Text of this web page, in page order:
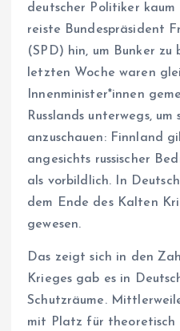
deutscher Politiker
reiste Bundespräsident
(SPD) hin, um Bunker
letzten Woche waren
Innenminister*innen
Russlands unterwegs,
anzuschauen: Finnland
angesichts russischer
als vorbildlich. In
dem Ende des Kalten
gewesen.
Das zeigt sich in den
Krieges gab es in
Schutzräume.
mit Platz für theoretisch